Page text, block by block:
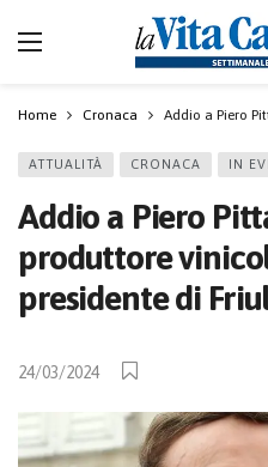
Home Cronaca Addio a Piero
ATTUALITÀ CRONACA IN
Addio a Piero
produttore
presidente di
24/03/2024